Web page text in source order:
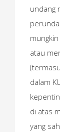
undang
atau
dalam
di atas
yang